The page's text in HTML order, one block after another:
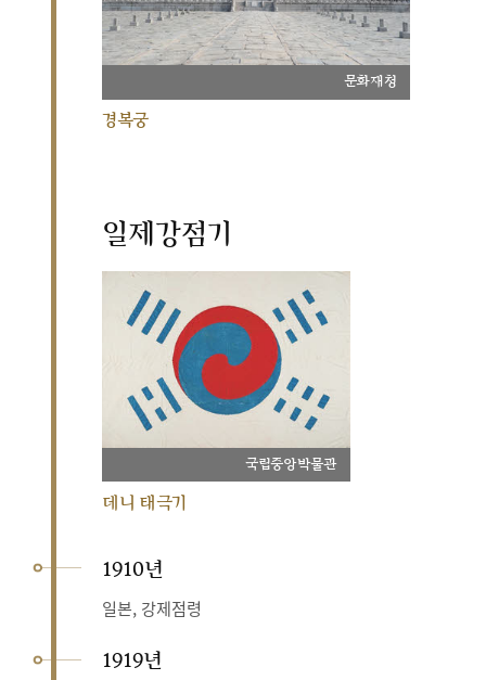
문화재청
경복궁
일제강점기
국립중앙박물관
데니 태극기
1910년
일본, 강제점령
1919년